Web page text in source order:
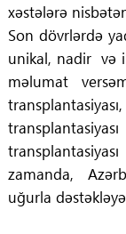
xəstələrə
Son dövrlərdə
unikal, nadir və
məlumat
zamanda,
uğurla